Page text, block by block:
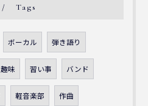
Tags
ボーカル 弾き語り
趣味 習い事 バンド
軽音楽部 作曲